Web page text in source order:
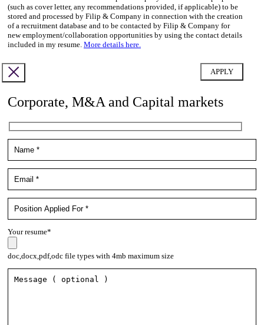
(such as cover letter, any recommendations provided, if applicable) to be
stored and processed by Filip & Company in connection with the creation
of a recruitment database and to be contacted by Filip & Company for
new employment/collaboration opportunities by using the contact details
included in my resume. More details here.
Corporate, M&A and Capital markets
Your resume*
doc,docx,pdf,odc file types with 4mb maximum size